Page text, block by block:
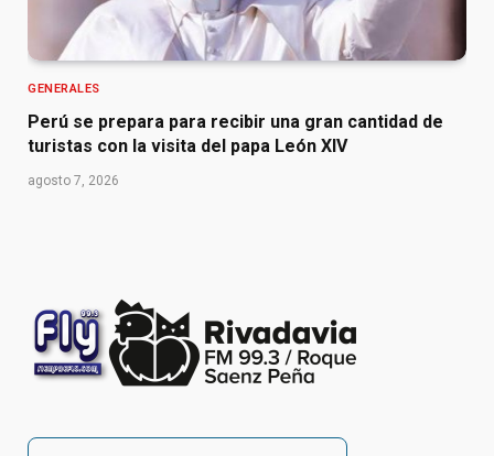
GENERALES
Perú se prepara para recibir una gran cantidad de
turistas con la visita del papa León XIV
agosto 7, 2026